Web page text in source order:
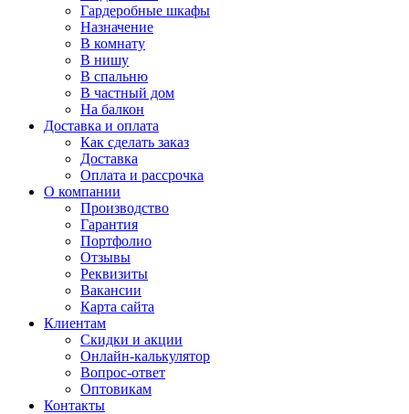
Гардеробные шкафы
Назначение
В комнату
В нишу
В спальню
В частный дом
На балкон
Доставка и оплата
Как сделать заказ
Доставка
Оплата и рассрочка
О компании
Производство
Гарантия
Портфолио
Отзывы
Реквизиты
Вакансии
Карта сайта
Клиентам
Скидки и акции
Онлайн-калькулятор
Вопрос-ответ
Оптовикам
Контакты